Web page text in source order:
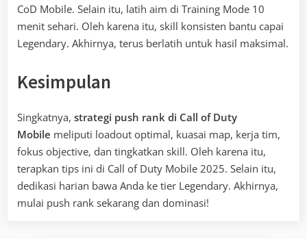
CoD Mobile. Selain itu, latih aim di Training Mode 10
menit sehari. Oleh karena itu, skill konsisten bantu capai
Legendary. Akhirnya, terus berlatih untuk hasil maksimal.
Kesimpulan
Singkatnya, strategi push rank di Call of Duty
Mobile meliputi loadout optimal, kuasai map, kerja tim,
fokus objective, dan tingkatkan skill. Oleh karena itu,
terapkan tips ini di Call of Duty Mobile 2025. Selain itu,
dedikasi harian bawa Anda ke tier Legendary. Akhirnya,
mulai push rank sekarang dan dominasi!